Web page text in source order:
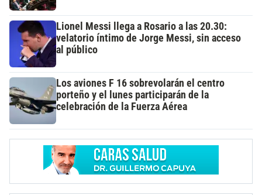
Lionel Messi llega a Rosario a las 20.30:
velatorio íntimo de Jorge Messi, sin acceso
al público
Los aviones F 16 sobrevolarán el centro
porteño y el lunes participarán de la
celebración de la Fuerza Aérea